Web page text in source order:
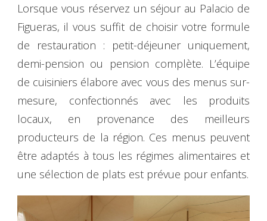
Lorsque vous réservez un séjour au Palacio de
Figueras, il vous suffit de choisir votre formule
de restauration : petit-déjeuner uniquement,
demi-pension ou pension complète. L’équipe
de cuisiniers élabore avec vous des menus sur-
mesure, confectionnés avec les produits
locaux, en provenance des meilleurs
producteurs de la région. Ces menus peuvent
être adaptés à tous les régimes alimentaires et
une sélection de plats est prévue pour enfants.